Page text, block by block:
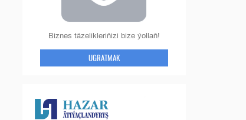
Biznes täzelikleriňizi bize ýollaň!
UGRATMAK